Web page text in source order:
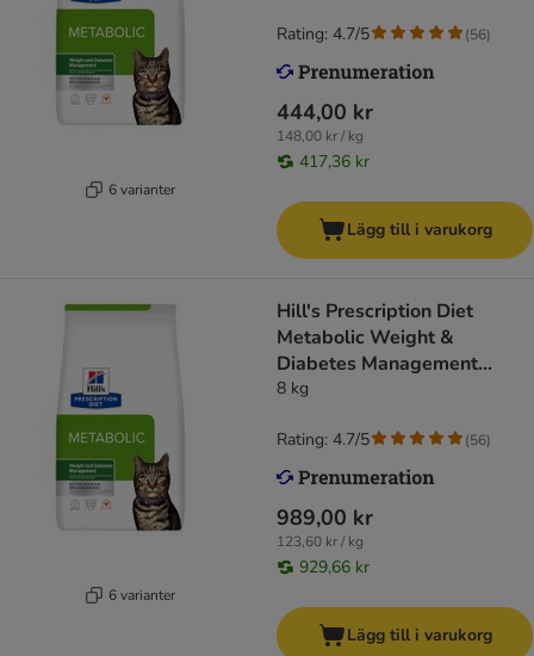
6 varianter
444,00 kr
148,00 kr / kg
417,36 kr
Rating: 4.7/5 (56)
Lägg till i varukorg
6 varianter
Hill's Prescription Diet
Metabolic Weight &
Diabetes Management
Chicken
8 kg
989,00 kr
123,60 kr / kg
929,66 kr
Rating: 4.7/5 (56)
Lägg till i varukorg